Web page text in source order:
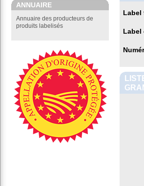
ANNUAIRE
Annuaire des producteurs de
produits labelisés
Label
Label